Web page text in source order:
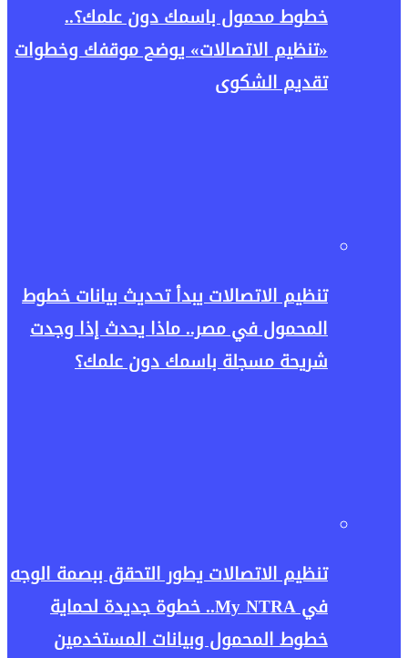
خطوط محمول باسمك دون علمك؟..
«تنظيم الاتصالات» يوضح موقفك وخطوات
تقديم الشكوى
تنظيم الاتصالات يبدأ تحديث بيانات خطوط
المحمول في مصر.. ماذا يحدث إذا وجدت
شريحة مسجلة باسمك دون علمك؟
تنظيم الاتصالات يطور التحقق ببصمة الوجه
في My NTRA.. خطوة جديدة لحماية
خطوط المحمول وبيانات المستخدمين